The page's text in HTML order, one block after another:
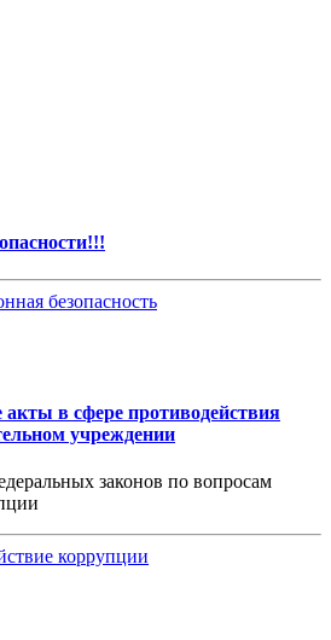
безопасность
в сфере противодействия
учреждении
законов по вопросам
коррупции